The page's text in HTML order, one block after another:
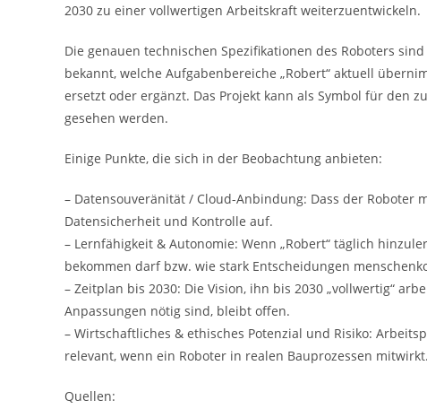
2030 zu einer vollwertigen Arbeitskraft weiterzuentwickeln.
Die genauen technischen Spezifikationen des Roboters
bekannt, welche Aufgabenbereiche „Robert“ aktuell
ersetzt oder ergänzt. Das Projekt kann als Symbol für den
gesehen werden.
Einige Punkte, die sich in der Beobachtung anbieten:
– Datensouveränität / Cloud-Anbindung: Dass der
Datensicherheit und Kontrolle auf.
– Lernfähigkeit & Autonomie: Wenn „Robert“ täglich
bekommen darf bzw. wie stark Entscheidungen
– Zeitplan bis 2030: Die Vision, ihn bis 2030 „vollwertig“
Anpassungen nötig sind, bleibt offen.
– Wirtschaftliches & ethisches Potenzial und Risiko:
relevant, wenn ein Roboter in realen Bauprozessen mitwirkt.
Quellen: